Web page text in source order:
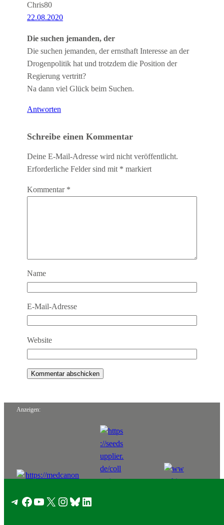
Chris80
22.08.2020
Die suchen jemanden, der
Die suchen jemanden, der ernsthaft Interesse an der
Drogenpolitik hat und trotzdem die Position der
Regierung vertritt?
Na dann viel Glück beim Suchen.
Antworten
Schreibe einen Kommentar
Deine E-Mail-Adresse wird nicht veröffentlicht.
Erforderliche Felder sind mit * markiert
Kommentar *
Name
E-Mail-Adresse
Website
Anzeigen:
Telegram
Facebook
YouTube
X Instagram
Bluesky
LinkedIn